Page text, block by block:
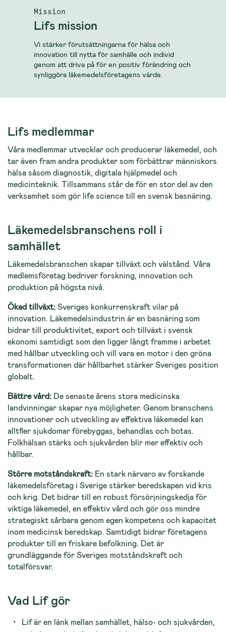
Mission
Lifs mission
Vi stärker förutsättningarna för hälsa och
innovation till nytta för samhälle och individ
genom att driva på för en positiv förändring och
synliggöra läkemedelsföretagens värde.
Lifs medlemmar
Våra medlemmar utvecklar och producerar läkemedel, och
tar även fram andra produkter som förbättrar människors
hälsa såsom diagnostik, digitala hjälpmedel och
medicinteknik. Tillsammans står de för en stor del av den
verksamhet som gör life science till en svensk basnäring.
Läkemedelsbranschens roll i
samhället
Läkemedelsbranschen skapar tillväxt och välstånd. Våra
medlemsföretag bedriver forskning, innovation och
produktion på högsta nivå.
Ökad tillväxt: Sveriges konkurrenskraft vilar på
innovation. Läkemedelsindustrin är en basnäring som
bidrar till produktivitet, export och tillväxt i svensk
ekonomi samtidigt som den ligger långt framme i arbetet
med hållbar utveckling och vill vara en motor i den gröna
transformationen där hållbarhet stärker Sveriges position
globalt.
Bättre vård: De senaste årens stora medicinska
landvinningar skapar nya möjligheter. Genom branschens
innovationer och utveckling av effektiva läkemedel kan
alltfler sjukdomar förebyggas, behandlas och botas.
Folkhälsan stärks och sjukvården blir mer effektiv och
hållbar.
Större motståndskraft: En stark närvaro av forskande
läkemedelsföretag i Sverige stärker beredskapen vid kris
och krig. Det bidrar till en robust försörjningskedja för
viktiga läkemedel, en effektiv vård och gör oss mindre
strategiskt sårbara genom egen kompetens och kapacitet
inom medicinsk beredskap. Samtidigt bidrar företagens
produkter till en friskare befolkning. Det är
grundläggande för Sveriges motståndskraft och
totalförsvar.
Vad Lif gör
Lif är en länk mellan samhället, hälso- och sjukvården,